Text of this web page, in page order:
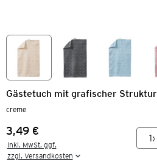
Gästetuch mit grafischer Struktur
creme
Preis:
3,49 €
inkl. MwSt. ggf.
zzgl. Versandkosten